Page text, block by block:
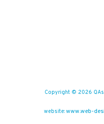
Copyright © 2026
website: www.web-